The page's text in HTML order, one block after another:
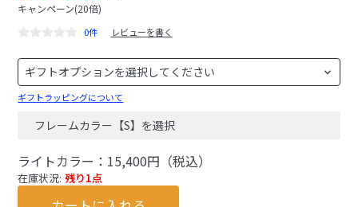
キャンペーン(20倍)
0件 レビューを書く
ギフトラッピングについて
フレームカラー【S】を選択
ライトカラー：15,400円（税込）
在庫状況: 残り1点